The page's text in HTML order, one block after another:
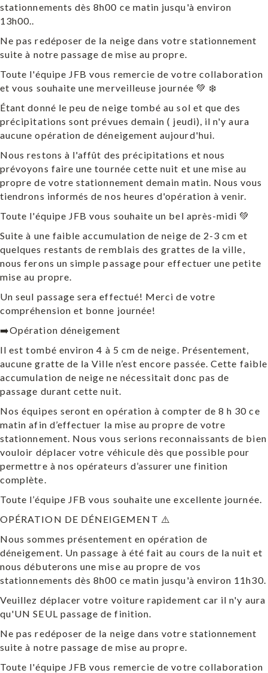
stationnements dès 8h00 ce matin jusqu'à environ
13h00..
Ne pas redéposer de la neige dans votre stationnement
suite à notre passage de mise au propre.
Toute l'équipe JFB vous remercie de votre collaboration
et vous souhaite une merveilleuse journée 💚 ❄️
Étant donné le peu de neige tombé au sol et que des
précipitations sont prévues demain ( jeudi), il n'y aura
aucune opération de déneigement aujourd'hui.
Nous restons à l'affût des précipitations et nous
prévoyons faire une tournée cette nuit et une mise au
propre de votre stationnement demain matin. Nous vous
tiendrons informés de nos heures d'opération à venir.
Toute l'équipe JFB vous souhaite un bel après-midi 💚
Suite à une faible accumulation de neige de 2-3 cm et
quelques restants de remblais des grattes de la ville,
nous ferons un simple passage pour effectuer une petite
mise au propre.
Un seul passage sera effectué! Merci de votre
compréhension et bonne journée!
➡️Opération déneigement
Il est tombé environ 4 à 5 cm de neige. Présentement,
aucune gratte de la Ville n’est encore passée. Cette faible
accumulation de neige ne nécessitait donc pas de
passage durant cette nuit.
Nos équipes seront en opération à compter de 8 h 30 ce
matin afin d’effectuer la mise au propre de votre
stationnement. Nous vous serions reconnaissants de bien
vouloir déplacer votre véhicule dès que possible pour
permettre à nos opérateurs d’assurer une finition
complète.
Toute l’équipe JFB vous souhaite une excellente journée.
OPÉRATION DE DÉNEIGEMENT ⚠️
Nous sommes présentement en opération de
déneigement. Un passage à été fait au cours de la nuit et
nous débuterons une mise au propre de vos
stationnements dès 8h00 ce matin jusqu'à environ 11h30.
Veuillez déplacer votre voiture rapidement car il n'y aura
qu'UN SEUL passage de finition.
Ne pas redéposer de la neige dans votre stationnement
suite à notre passage de mise au propre.
Toute l'équipe JFB vous remercie de votre collaboration